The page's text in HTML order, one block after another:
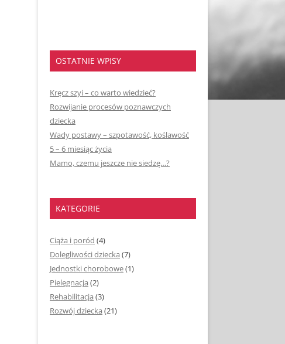
OSTATNIE WPISY
Kręcz szyi – co warto wiedzieć?
Rozwijanie procesów poznawczych
dziecka
Wady postawy – szpotawość, koślawość
5 – 6 miesiąc życia
Mamo, czemu jeszcze nie siedzę…?
KATEGORIE
Ciąża i poród (4)
Dolegliwości dziecka (7)
Jednostki chorobowe(1)
Pielęgnacja (2)
Rehabilitacja (3)
Rozwój dziecka (21)